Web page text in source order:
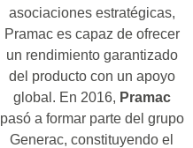
asociaciones estratégicas,
Pramac es capaz de ofrecer
un rendimiento garantizado
del producto con un apoyo
global. En 2016, Pramac
pasó a formar parte del grupo
Generac, constituyendo el